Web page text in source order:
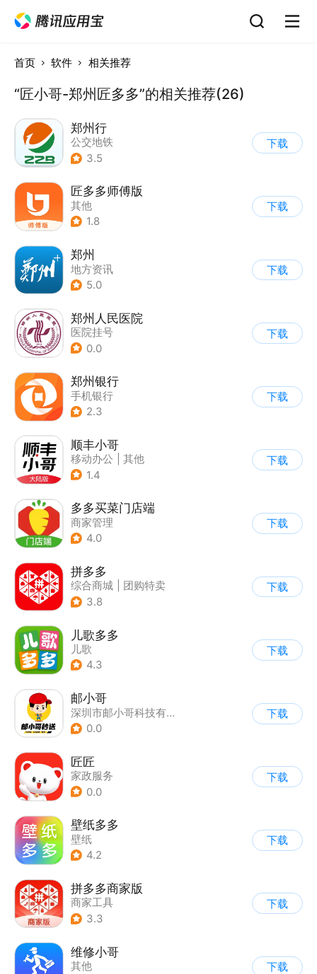
首页 软件 相关推荐
“匠小哥-郑州匠多多”的相关推荐(26)
郑州行
公交地铁
3.5
下载
匠多多师傅版
其他
1.8
下载
郑州
地方资讯
5.0
下载
郑州人民医院
医院挂号
0.0
下载
郑州银行
手机银行
2.3
下载
顺丰小哥
移动办公
其他
1.4
下载
多多买菜门店端
商家管理
4.0
下载
拼多多
综合商城
团购特卖
3.8
下载
儿歌多多
儿歌
4.3
下载
邮小哥
深圳市邮小哥科技有限公司
0.0
下载
匠匠
家政服务
0.0
下载
壁纸多多
壁纸
4.2
下载
拼多多商家版
商家工具
3.3
下载
维修小哥
其他
下载